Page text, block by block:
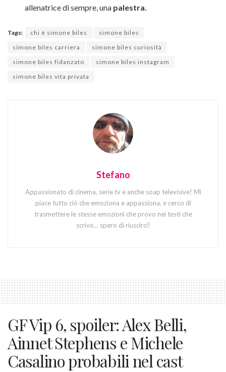
allenatrice di sempre, una palestra.
Tags: chi è simone biles
simone biles
simone biles carriera
simone biles curiosità
simone biles fidanzato
simone biles instagram
simone biles vita privata
Stefano
Appassionato di cinema, serie tv e anche soap televisive! Mi
piace tutto ciò che emoziona e appassiona, e cerco di
trasmettere le stesse emozioni che provo nei testi che
scrivo... spero di riuscirci!
GF Vip 6, spoiler: Alex Belli,
Ainnet Stephens e Michele
Casalino probabili nel cast